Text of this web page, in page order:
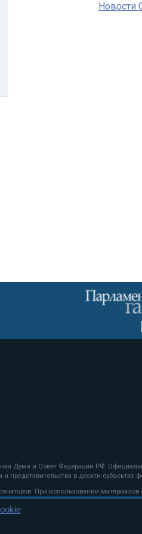
Новости
Дума и Совет Федерации РФ.
представительства в десяти субъектах
При использовании материалов